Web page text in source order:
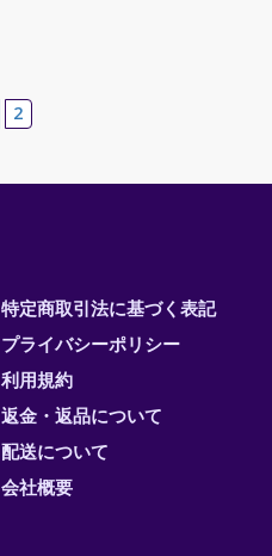
2
特定商取引法に基づく表記
プライバシーポリシー
利用規約
返金・返品について
配送について
会社概要